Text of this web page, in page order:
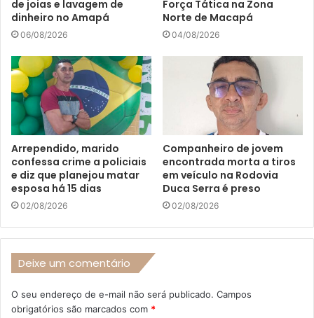
de joias e lavagem de
dinheiro no Amapá
06/08/2026
Força Tática na Zona
Norte de Macapá
04/08/2026
Arrependido, marido
confessa crime a policiais
e diz que planejou matar
esposa há 15 dias
02/08/2026
Companheiro de jovem
encontrada morta a tiros
em veículo na Rodovia
Duca Serra é preso
02/08/2026
Deixe um comentário
O seu endereço de e-mail não será publicado. Campos
obrigatórios são marcados com *